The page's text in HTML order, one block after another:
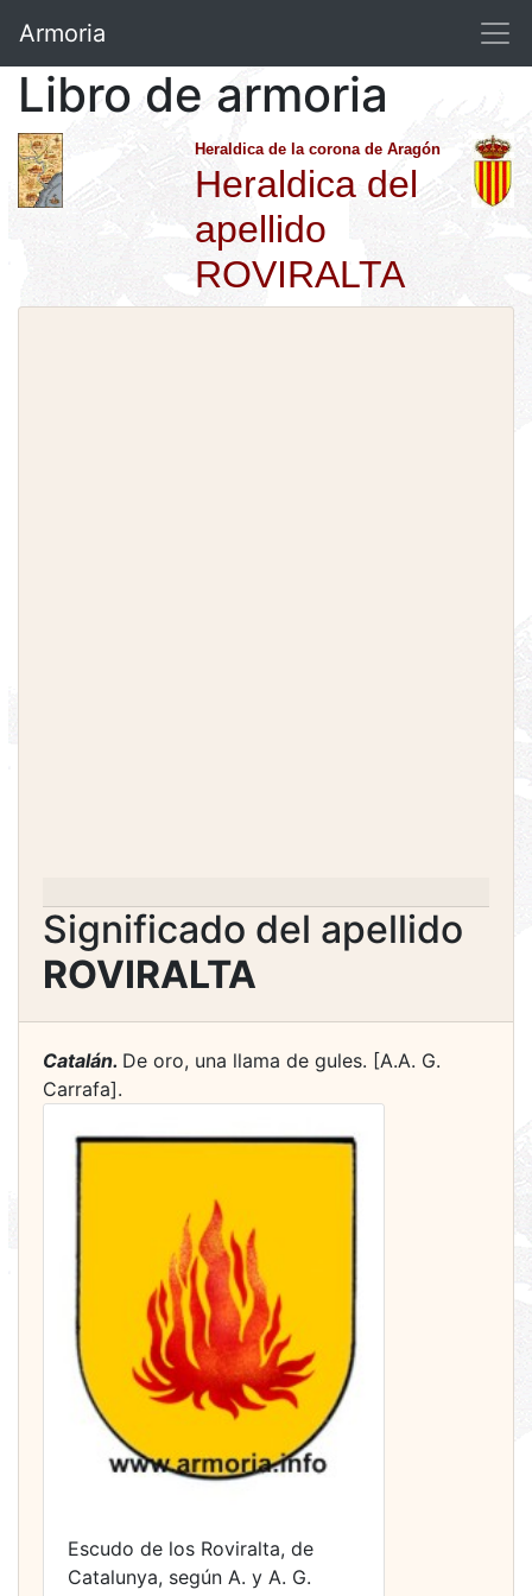
Armoria
Libro de armoria
Heraldica de la corona de Aragón
Heraldica del
apellido
ROVIRALTA
Significado del apellido
ROVIRALTA
Catalán. De oro, una llama de gules. [A.A. G.
Carrafa].
Escudo de los Roviralta, de
Catalunya, según A. y A. G.